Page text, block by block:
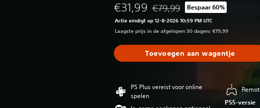
€31,99 Korting ten opzichte van de
€79,99 Bespaar 60%
Actie eindigt op 12-8-2026 10:59 PM UTC
Laagste prijs in de afgelopen 30 dagen: €79,99
Toevoegen aan wagentje
PS Plus vereist voor online
spelen
PS5-versie